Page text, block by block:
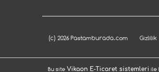
(c) 2026 Pastamburada.com Gizlilik
Bu site Vikaon E-Ticaret sistemleri ile